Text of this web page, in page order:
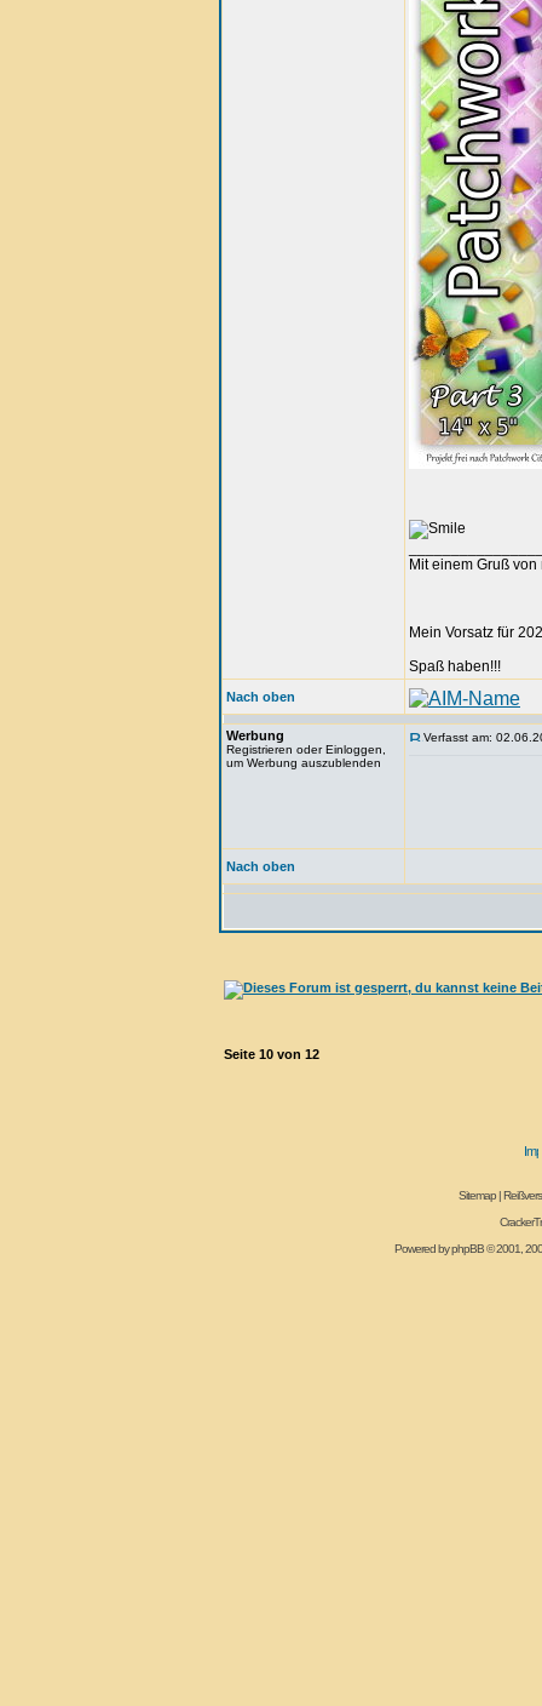
Mit einem Gruß von
Mein Vorsatz für
Spaß haben!!!
Nach oben
Werbung
Registrieren oder Einloggen,
um Werbung auszublenden
Verfasst am:
Nach oben
Seite 10 von 12
Sitemap|
Powered byphpBB© 2001,